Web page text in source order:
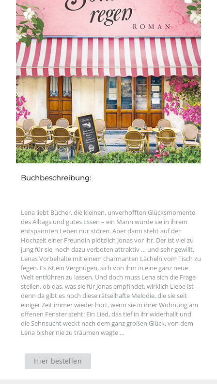
Buchbeschreibung:
Lena liebt Bücher, die kleinen, unverhofften Glücksmomente
des Alltags und gutes Essen – ein Mann würde sie in ihrem
entspannten Leben nur stören. Aber dann steht auf der
Hochzeit einer Freundin plötzlich Jonas vor ihr. Der ist viel zu
jung für sie, noch dazu verboten attraktiv … und sehr gewillt,
Lenas Vorbehalte mit einem charmanten Lächeln vom Tisch zu
fegen. Es ist ein Vergnügen, sich von ihm in eine ganz neue
Welt entführen zu lassen. Und doch muss Lena sich die Frage
stellen, ob das, was sie für Jonas empfindet, wirklich Liebe ist –
denn da gibt es noch diese rätselhafte Melodie, die sie seit
einiger Zeit immer wieder hört, wenn sie in ihrer Wohnung am
offenen Fenster steht: Ein Lied, das tief in ihr widerhallt und
die Sehnsucht weckt nach dem ganz großen Glück, von dem
Lena bisher nie zu träumen wagte …
Hier bestellen